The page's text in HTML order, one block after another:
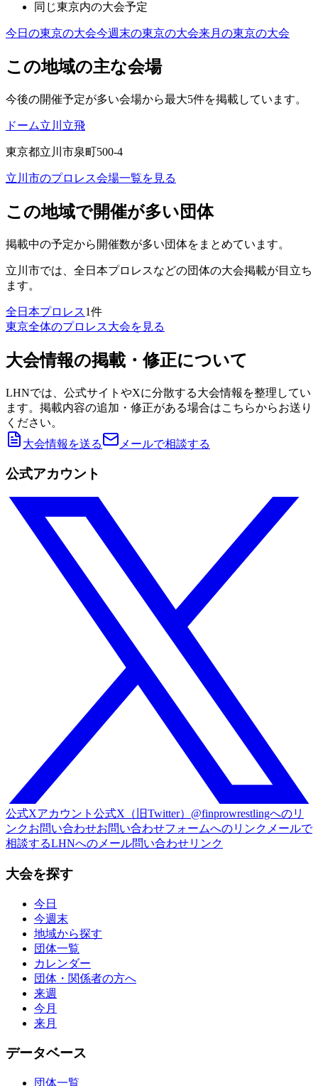
同じ東京内の大会予定
今日の東京の大会今週末の東京の大会来月の東京の大会
この地域の主な会場
今後の開催予定が多い会場から最大5件を掲載しています。
ドーム立川立飛
東京都立川市泉町500-4
立川市のプロレス会場一覧を見る
この地域で開催が多い団体
掲載中の予定から開催数が多い団体をまとめています。
立川市では、 全日本プロレスなどの団体の大会掲載が目立ち
ます。
全日本プロレス1件
東京全体のプロレス大会を見る
大会情報の掲載・修正について
LHNでは、公式サイトやXに分散する大会情報を整理してい
ます。掲載内容の追加・修正がある場合はこちらからお送り
ください。
大会情報を送る
メールで相談する
公式アカウント
公式Xアカウント 公式X（旧Twitter）@finprowrestlingへのリ
ンクお問い合わせお問い合わせフォームへのリンク メールで
相談するLHNへのメール問い合わせリンク
大会を探す
今日
今週末
地域から探す
団体一覧
カレンダー
団体・関係者の方へ
来週
今月
来月
データベース
団体一覧